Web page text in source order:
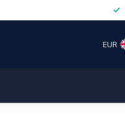
EUR